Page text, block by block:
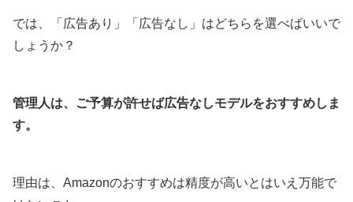
では、「広告あり」「広告なし」はどちらを選べばいいで
しょうか？
管理人は、ご予算が許せば広告なしモデルをおすすめしま
す。
理由は、Amazonのおすすめは精度が高いとはいえ万能で